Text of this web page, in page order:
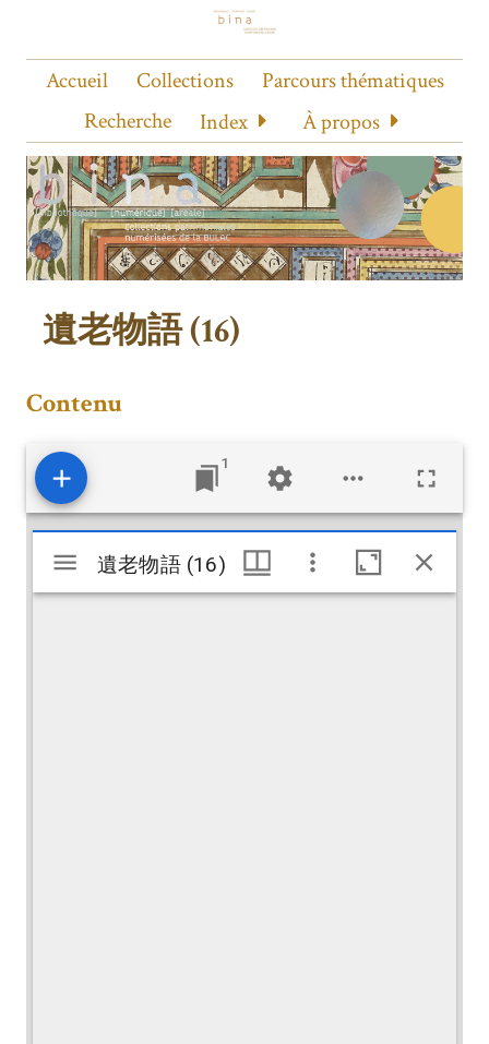
Accueil Collections
Parcours thématiques
Recherche
Index À propos
遺老物語 (16)
Contenu
1
Visualiseur
Mirador
遺老物語 (16)
遺老物語 (16)